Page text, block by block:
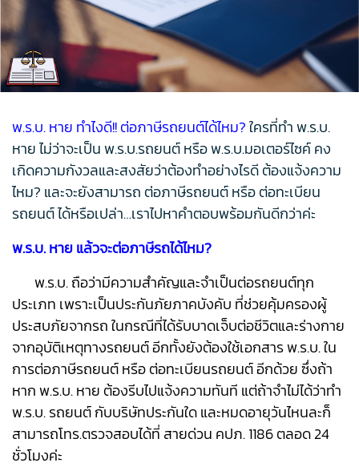
พ.ร.บ. หาย ทำไงดี!! ต่อภาษีรถยนต์ได้ไหม?ใครที่ทำ พ.ร.บ.
หาย ไม่ว่าจะเป็น พ.ร.บ.รถยนต์ หรือ พ.ร.บ.มอเตอร์ไซค์ คง
เกิดความกังวลและสงสัยว่าต้องทำอย่างไรดี ต้องแจ้งความ
ไหม? และจะยังสามารถ ต่อภาษีรถยนต์ หรือ ต่อทะเบียน
รถยนต์ ได้หรือเปล่า…เราไปหาคำตอบพร้อมกันดีกว่าค่ะ
พ.ร.บ. หาย แล้วจะต่อภาษีรถได้ไหม?
พ.ร.บ. ถือว่ามีความสำคัญและจำเป็นต่อรถยนต์ทุก
ประเภท เพราะเป็นประกันภัยภาคบังคับ ที่ช่วยคุ้มครองผู้
ประสบภัยจากรถ ในกรณีที่ได้รับบาดเจ็บต่อชีวิตและร่างกาย
จากอุบัติเหตุทางรถยนต์ อีกทั้งยังต้องใช้เอกสาร พ.ร.บ. ใน
การต่อภาษีรถยนต์ หรือ ต่อทะเบียนรถยนต์ อีกด้วย ซึ่งถ้า
หาก พ.ร.บ. หาย ต้องรีบไปแจ้งความทันที แต่ถ้าจำไม่ได้ว่าทำ
พ.ร.บ. รถยนต์ กับบริษัทประกันใด และหมดอายุวันไหนละก็
สามารถโทร.ตรวจสอบได้ที่ สายด่วน คปภ. 1186 ตลอด 24
ชั่วโมงค่ะ